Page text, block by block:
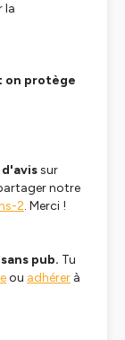
la
on protège
sur
notre
2. Merci !
pub. Tu
ou adhérer à